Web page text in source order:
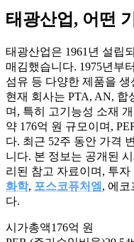
태광산업 , 어떤
태광산업은 1961년 설립
매김했습니다. 1975년부
섬유 등 다양한 제품을
현재 회사는 PTA, AN, 합
며, 특히 고기능성 소재
약 176억 원 규모이며,
다. 최근 52주 동안 가격
니다. 본 정보는 공개된
리된 참고 자료이며, 투
화학, 포스코퓨처엠 , 에코
다.
시가총액176억 원